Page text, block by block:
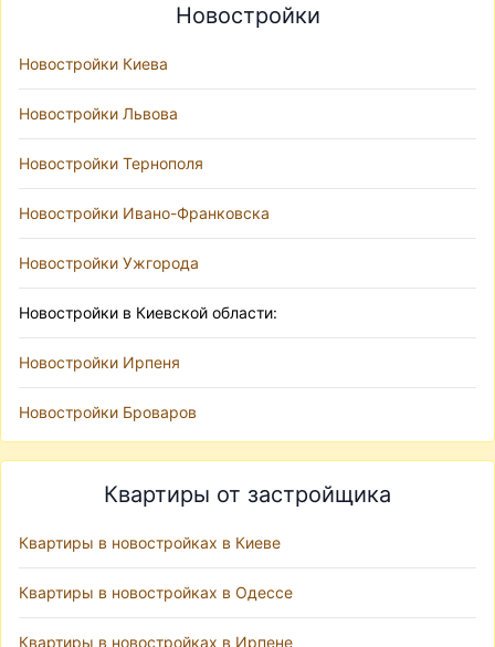
Новостройки
Новостройки Киева
Новостройки Львова
Новостройки Тернополя
Новостройки Ивано-Франковска
Новостройки Ужгорода
Новостройки в Киевской области:
Новостройки Ирпеня
Новостройки Броваров
Квартиры от застройщика
Квартиры в новостройках в Киеве
Квартиры в новостройках в Одессе
Квартиры в новостройках в Ирпене